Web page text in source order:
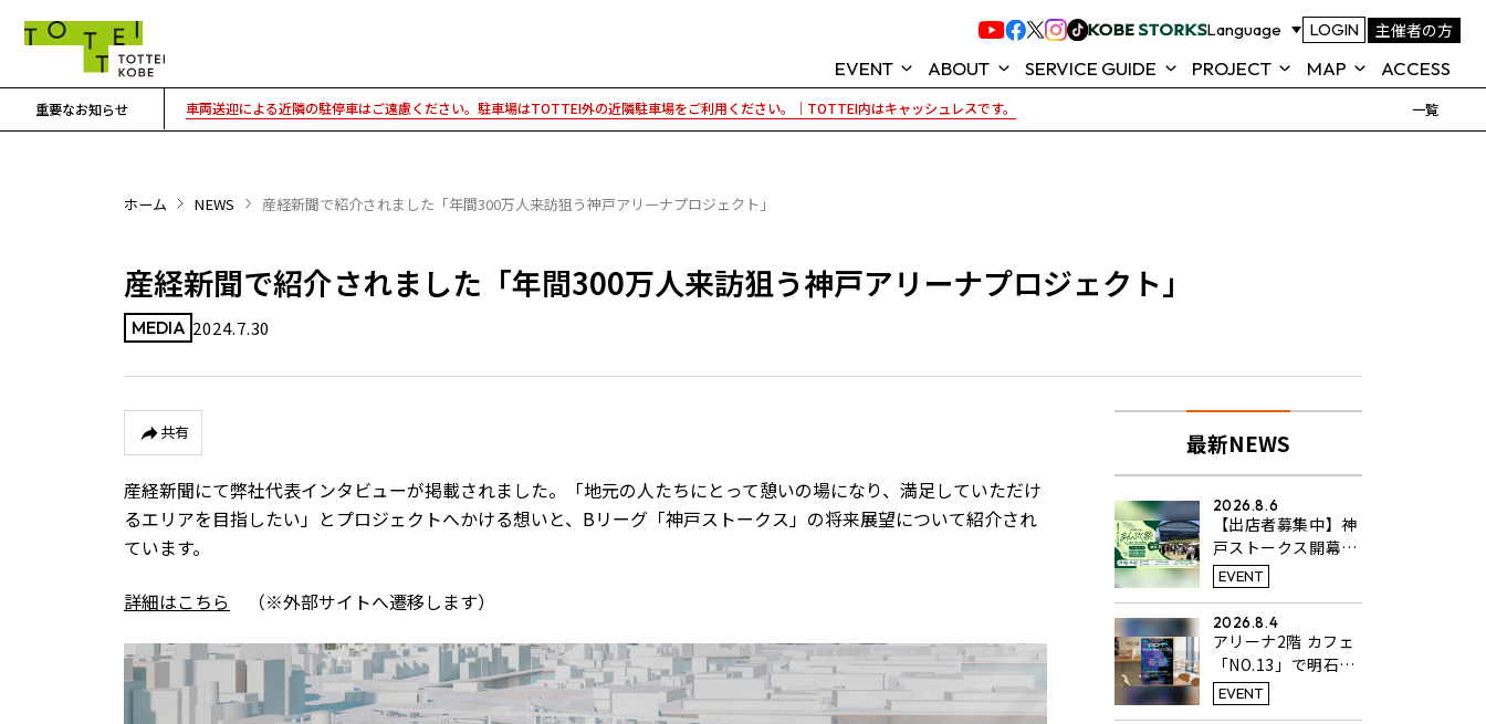
Language LOGIN 主催者の方
EVENT ABOUT
TOTTEI PARK
SERVICE GUIDE
TOTTEI 来場ガイド
PROJECT MAP ACCESS
重要なお知らせ 車両送迎による近隣の駐停車はご遠慮ください。駐車場はTOTTEI外の近隣駐車場をご利用ください。｜TOTTEI内はキャッシュレスです。 一覧
ホーム NEWS 産経新聞で紹介されました「年間300万人来訪狙う神戸アリーナプロジェクト」
産経新聞で紹介されました「年間300万人来訪狙う神戸アリーナプロジェクト」
MEDIA 2024.7.30
共有
産経新聞にて弊社代表インタビューが掲載されました。「地元の人たちにとって憩いの場になり、満足していただけ
るエリアを目指したい」とプロジェクトへかける想いと、Bリーグ「神戸ストークス」の将来展望について紹介され
ています。
詳細はこちら （※外部サイトへ遷移します）
最新NEWS
2026.8.6
【出店者募集中】神
戸ストークス開幕戦
同日開催のフードフ
ェス「KANSAIまん
ぷく祭 in TOTTEI
PARK」開催決定！
EVENT
2026.8.4
アリーナ2階 カフェ
「NO.13」で明石高
校美術科3年生のア
ート作品展を開催中
EVENT